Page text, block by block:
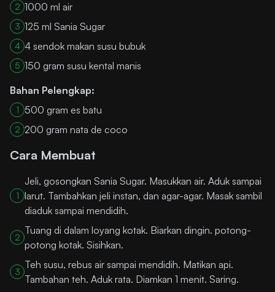
2 1000 ml air
3 125 ml Sania Sugar
4 4 sendok makan susu bubuk
5 150 gram susu kental manis
Bahan Pelengkap:
1 500 gram es batu
2 200 gram nata de coco
Cara Membuat
1
Jeli, gosongkan Sania Sugar. Masukkan air. Aduk sampai
larut. Tambahkan jeli instan, dan agar-agar. Masak sambil
diaduk sampai mendidih.
2
Tuang di dalam loyang kotak. Biarkan dingin. potong-
potong kotak. Sisihkan.
3
Teh susu, rebus air sampai mendidih. Matikan api.
Tambahan teh. Aduk rata. Diamkan 1 menit. Saring.